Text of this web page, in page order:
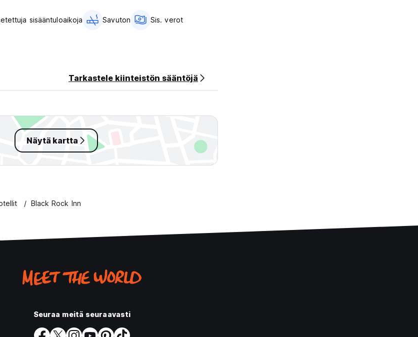
sisääntuloaikoja Savuton Sis. verot
Tarkastele kiinteistön sääntöjä
Näytä kartta
Black Rock Inn
Seuraa meitä seuraavasti